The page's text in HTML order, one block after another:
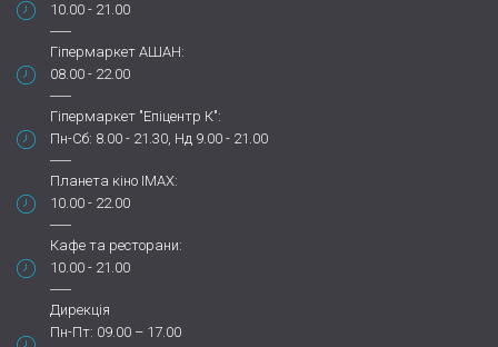
10.00 - 21.00
Гіпермаркет АШАН:
08.00 - 22.00
Гіпермаркет "Епіцентр К":
Пн-Сб: 8.00 - 21.30, Нд 9.00 - 21.00
Планета кіно IMAX:
10.00 - 22.00
Кафе та ресторани:
10.00 - 21.00
Дирекція
Пн-Пт: 09.00 – 17.00